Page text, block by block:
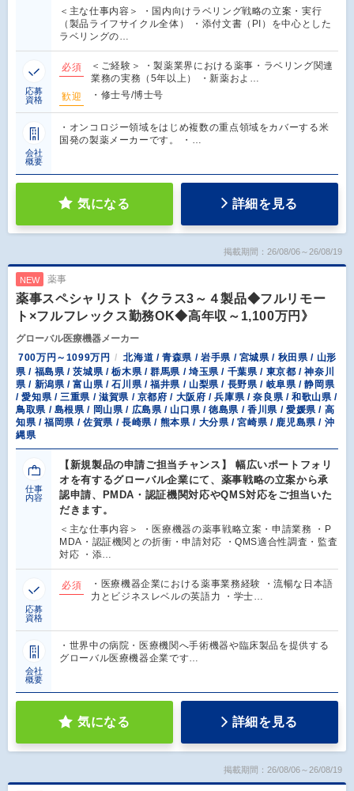
＜主な仕事内容＞ ・国内向けラベリング戦略の立案・実行
（製品ライフサイクル全体） ・添付文書（PI）を中心とした
ラベリングの…
応募
資格
必須
＜ご経験＞ ・製薬業界における薬事・ラベリング関連
業務の実務（5年以上） ・新薬およ…
歓迎
・修士号/博士号
会社
概要
・オンコロジー領域をはじめ複数の重点領域をカバーする米
国発の製薬メーカーです。 ・…
気になる 詳細を見る
掲載期間：26/08/06～26/08/19
NEW 薬事
薬事スペシャリスト《クラス3～４製品◆フルリモー
ト×フルフレックス勤務OK◆高年収～1,100万円》
グローバル医療機器メーカー
700万円～1099万円
北海道 / 青森県 / 岩手県 / 宮城県 / 秋田県 / 山形
県 / 福島県 / 茨城県 / 栃木県 / 群馬県 / 埼玉県 / 千葉県 / 東京都 / 神奈川
県 / 新潟県 / 富山県 / 石川県 / 福井県 / 山梨県 / 長野県 / 岐阜県 / 静岡県
/ 愛知県 / 三重県 / 滋賀県 / 京都府 / 大阪府 / 兵庫県 / 奈良県 / 和歌山県 /
鳥取県 / 島根県 / 岡山県 / 広島県 / 山口県 / 徳島県 / 香川県 / 愛媛県 / 高
知県 / 福岡県 / 佐賀県 / 長崎県 / 熊本県 / 大分県 / 宮崎県 / 鹿児島県 / 沖
縄県
仕事
内容
【新規製品の申請ご担当チャンス】 幅広いポートフォリ
オを有するグローバル企業にて、薬事戦略の立案から承
認申請、PMDA・認証機関対応やQMS対応をご担当いた
だきます。
＜主な仕事内容＞ ・医療機器の薬事戦略立案・申請業務 ・P
MDA・認証機関との折衝・申請対応 ・QMS適合性調査・監査
対応 ・添…
応募
資格
必須
・医療機器企業における薬事業務経験 ・流暢な日本語
力とビジネスレベルの英語力 ・学士…
会社
概要
・世界中の病院・医療機関へ手術機器や臨床製品を提供する
グローバル医療機器企業です…
気になる 詳細を見る
掲載期間：26/08/06～26/08/19